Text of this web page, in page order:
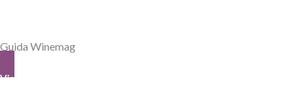
Guida Winemag
View All